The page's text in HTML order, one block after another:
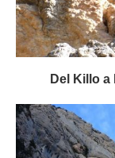
Del Killo a